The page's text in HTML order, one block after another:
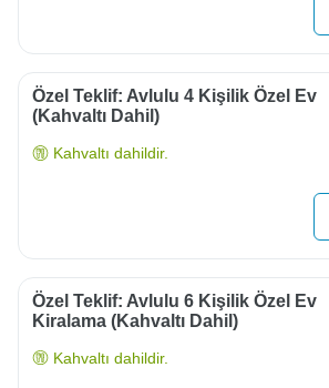
Özel Teklif: Avlulu 4 Kişilik Özel Ev
(kahvaltı Dahil)
Kahvaltı dahildir.
Özel Teklif: Avlulu 6 Kişilik Özel Ev
Kiralama (Kahvaltı Dahil)
Kahvaltı dahildir.